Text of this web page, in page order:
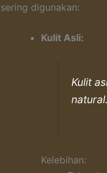
sering digunakan:
Kulit Asli:
Kulit
natural.
Kelebihan: